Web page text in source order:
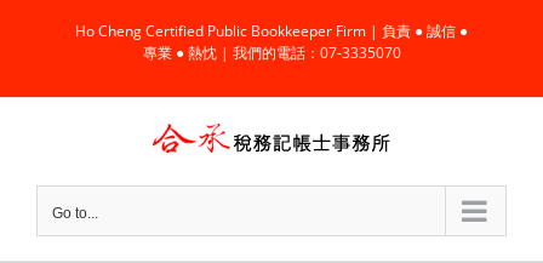
content
Ho Cheng Certified Public Bookkeeper Firm | 負責 ● 誠信 ●
專業 ● 熱忱 | 我們的電話：07-3335070
Go to...